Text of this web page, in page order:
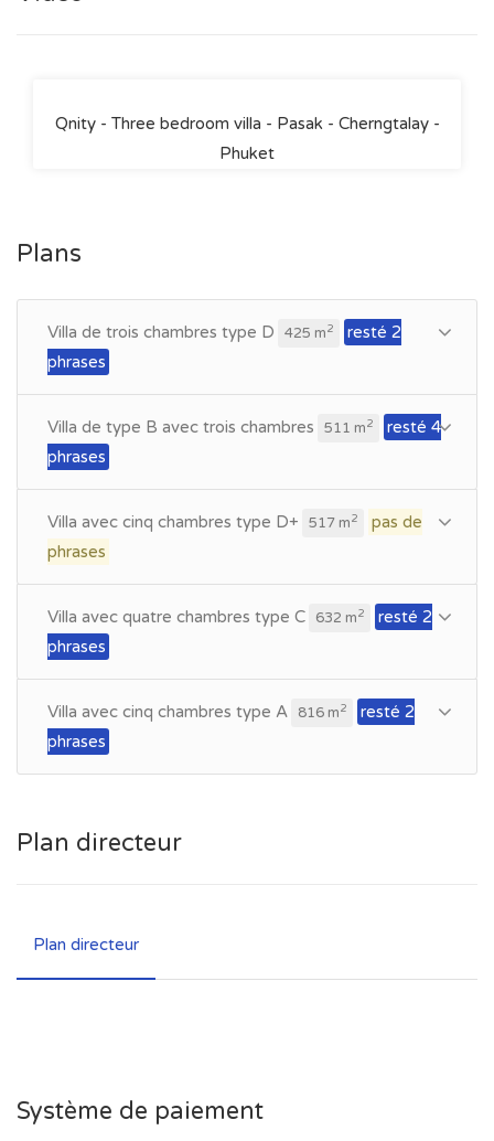
Qnity - Three bedroom villa - Pasak - Cherngtalay -
Phuket
Plans
Villa de trois chambres type D 425 m2
resté 2
phrases
Villa de type B avec trois chambres 511 m2
resté 4
phrases
Villa avec cinq chambres type D+ 517 m2
pas de
phrases
Villa avec quatre chambres type C 632 m2
resté 2
phrases
Villa avec cinq chambres type A 816 m2
resté 2
phrases
Plan directeur
Plan directeur
Système de paiement